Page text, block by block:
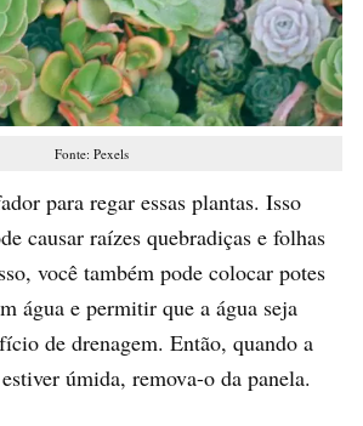
Fonte: Pexels
para regar essas plantas. Isso
causar raízes quebradiças e folhas
você também pode colocar potes
água e permitir que a água seja
de drenagem. Então, quando a
úmida, remova-o da panela.